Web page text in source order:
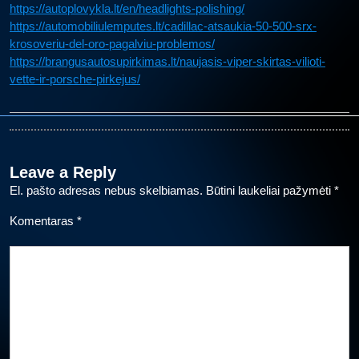
https://autoplovykla.lt/en/headlights-polishing/
https://automobiliulemputes.lt/cadillac-atsaukia-50-500-srx-
krosoveriu-del-oro-pagalviu-problemos/
https://brangusautosupirkimas.lt/naujasis-viper-skirtas-vilioti-
vette-ir-porsche-pirkejus/
Leave a Reply
El. pašto adresas nebus skelbiamas. Būtini laukeliai pažymėti *
Komentaras *